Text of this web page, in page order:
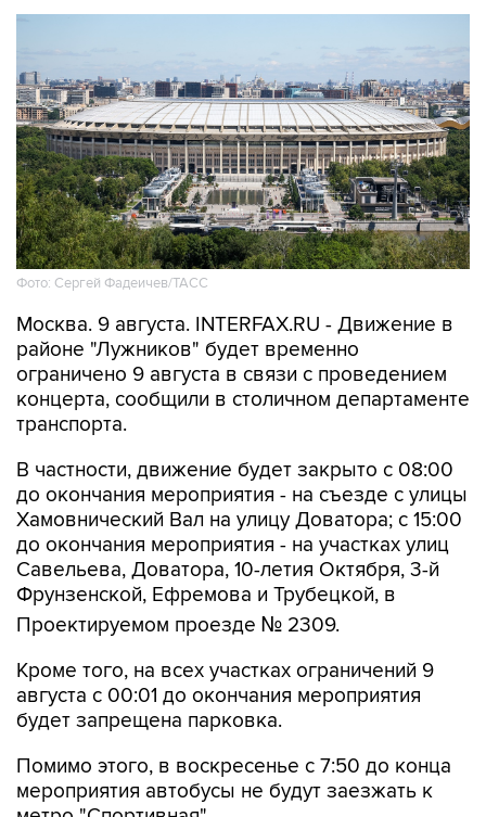
Фото: Сергей Фадеичев/ТАСС
Москва. 9 августа. INTERFAX.RU - Движение в
районе "Лужников" будет временно
ограничено 9 августа в связи с проведением
концерта, сообщили в столичном департаменте
транспорта.
В частности, движение будет закрыто с 08:00
до окончания мероприятия - на съезде с улицы
Хамовнический Вал на улицу Доватора; с 15:00
до окончания мероприятия - на участках улиц
Савельева, Доватора, 10-летия Октября, 3-й
Фрунзенской, Ефремова и Трубецкой, в
Проектируемом проезде № 2309.
Кроме того, на всех участках ограничений 9
августа с 00:01 до окончания мероприятия
будет запрещена парковка.
Помимо этого, в воскресенье с 7:50 до конца
мероприятия автобусы не будут заезжать к